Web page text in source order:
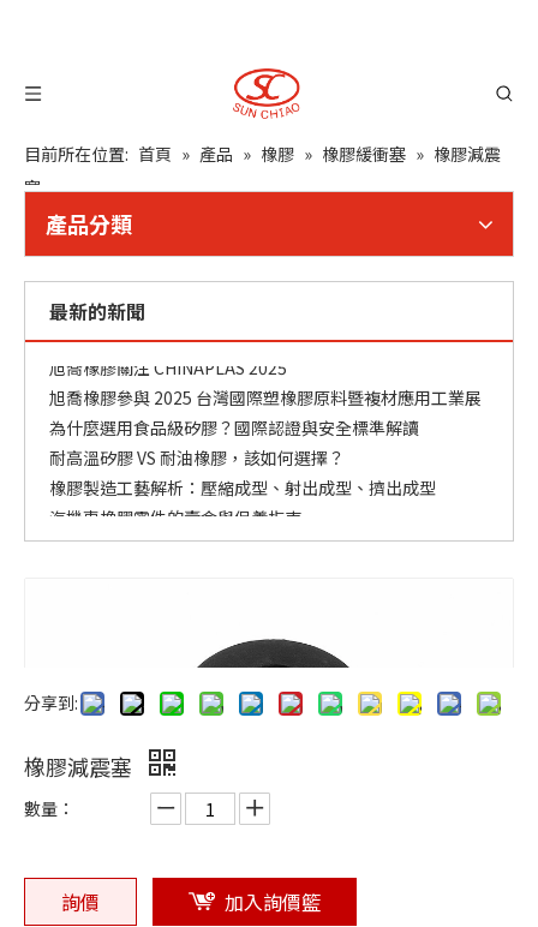
目前所在位置: 首頁 » 產品 » 橡膠 » 橡膠緩衝塞 » 橡膠減震
塞
產品分類
最新的新聞
橡膠零件常見問題與解決方案
旭喬橡膠參與 2025 台灣國際塑橡膠原料暨複材應用工業展
為什麼選用食品級矽膠？國際認證與安全標準解讀
耐高溫矽膠 VS 耐油橡膠，該如何選擇？
橡膠製造工藝解析：壓縮成型、射出成型、擠出成型
汽機車橡膠零件的壽命與保養指南
橡膠與矽膠的差異？應用選材指南
為什麼選用食品級矽膠？國際認證與安全標準解讀
耐高溫矽膠 VS 耐油橡膠，該如何選擇？
橡膠製造工藝解析：壓縮成型、射出成型、擠出成型
分享到:
橡膠減震塞
數量：
詢價 加入詢價籃